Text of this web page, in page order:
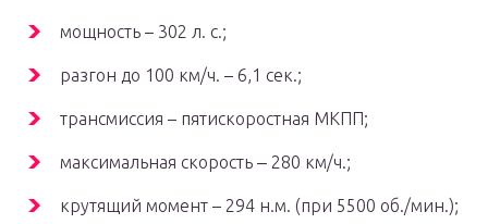
мощность – 302 л. с.;
разгон до 100 км/ч. – 6,1 сек.;
трансмиссия – пятискоростная МКПП;
максимальная скорость ‒ 280 км/ч.;
крутящий момент – 294 н.м. (при 5500 об./мин.);